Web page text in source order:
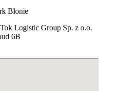
Błonie
Logistic Group Sp. z o.o.
6B